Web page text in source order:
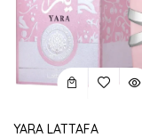
YARA LATTAFA